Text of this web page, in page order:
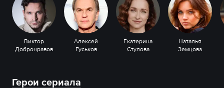
Виктор
Добронравов
Алексей
Гуськов
Екатерина
Стулова
Наталья
Земцова
Герои сериала